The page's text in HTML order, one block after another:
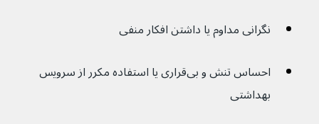
نگرانی مداوم یا داشتن افکار منفی
احساس تنش و بی‌قراری یا استفاده مکرر از سرویس
بهداشتی